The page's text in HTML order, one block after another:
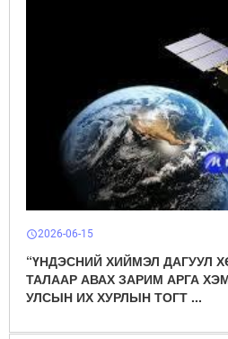
schedule2026-06-15
“ҮНДЭСНИЙ ХИЙМЭЛ ДАГУУЛ
ТАЛААР АВАХ ЗАРИМ АРГА
УЛСЫН ИХ ХУРЛЫН ТОГТ ...